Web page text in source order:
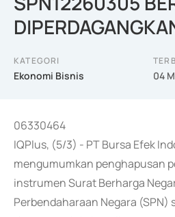
KATEGORI
Ekonomi Bisnis 04
06330464
IQPlus, (5/3) - PT Bursa Efek
mengumumkan penghapusan
instrumen Surat Berharga
Perbendaharaan Negara (SPN)